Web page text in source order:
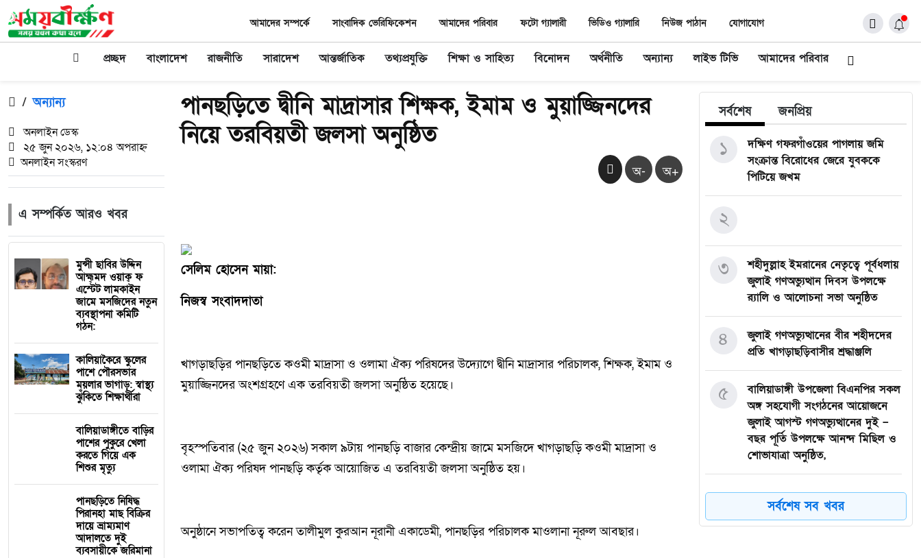
আমাদের সম্পর্কে সাংবাদিক ভেরিফিকেশন আমাদের পরিবার ফটো গ্যালারী ভিডিও গ্যালারি নিউজ পাঠান যোগাযোগ
প্রচ্ছদ বাংলাদেশ রাজনীতি সারাদেশ আন্তর্জাতিক তথ্যপ্রযুক্তি শিক্ষা ও সাহিত্য বিনোদন অর্থনীতি অন্যান্য লাইভ টিভি আমাদের পরিবার
/ অন্যান্য
অনলাইন ডেস্ক
২৫ জুন ২০২৬, ১২:০৪ অপরাহ্ন
অনলাইন সংস্করণ
এ সম্পর্কিত আরও খবর
মুন্সী ছাবির উদ্দিন
আহ্ম্মদ ওয়াক্ ফ
এস্টেট লামকাইন
জামে মসজিদের নতুন
ব্যবস্থাপনা কমিটি
গঠন:
কালিয়াকৈরে স্কুলের
পাশে পৌরসভার
ময়লার ভাগাড়: স্বাস্থ্য
ঝুঁকিতে শিক্ষার্থীরা
বালিয়াডাঙ্গীতে বাড়ির
পাশের পুকুরে খেলা
করতে গিয়ে এক
শিশুর মৃত্যু
পানছড়িতে নিষিদ্ধ
পিরানহা মাছ বিক্রির
দায়ে ভ্রাম্যমাণ
আদালতে দুই
ব্যবসায়ীকে জরিমানা ‎
‎পানছড়িতে দ্বীনি মাদ্রাসার শিক্ষক, ইমাম ও মুয়াজ্জিনদের
নিয়ে তরবিয়তী জলসা অনুষ্ঠিত ‎
অ- অ+
সেলিম হোসেন মায়া:
নিজস্ব সংবাদদাতা
‎খাগড়াছড়ির পানছড়িতে কওমী মাদ্রাসা ও ওলামা ঐক্য পরিষদের উদ্যোগে দ্বীনি মাদ্রাসার পরিচালক, শিক্ষক, ইমাম ও
মুয়াজ্জিনদের অংশগ্রহণে এক তরবিয়তী জলসা অনুষ্ঠিত হয়েছে।
‎বৃহস্পতিবার (২৫ জুন ২০২৬) সকাল ৯টায় পানছড়ি বাজার কেন্দ্রীয় জামে মসজিদে খাগড়াছড়ি কওমী মাদ্রাসা ও
ওলামা ঐক্য পরিষদ পানছড়ি কর্তৃক আয়োজিত এ তরবিয়তী জলসা অনুষ্ঠিত হয়।
‎অনুষ্ঠানে সভাপতিত্ব করেন তালীমুল কুরআন নূরানী একাডেমী, পানছড়ির পরিচালক মাওলানা নূরুল আবছার।
সর্বশেষ জনপ্রিয়
দক্ষিণ গফরগাঁওয়ের পাগলায় জমি
সংক্রান্ত বিরোধের জেরে যুবককে
পিটিয়ে জখম
১
২
শহীদুল্লাহ ইমরানের নেতৃত্বে পূর্বধলায়
জুলাই গণঅভ্যুত্থান দিবস উপলক্ষে
র‍্যালি ও আলোচনা সভা অনুষ্ঠিত
৩
জুলাই গণঅভ্যুত্থানের বীর শহীদদের
প্রতি খাগড়াছড়িবাসীর শ্রদ্ধাঞ্জলি
৪
বালিয়াডাঙ্গী উপজেলা বিএনপির সকল
অঙ্গ সহযোগী সংগঠনের আয়োজনে
জুলাই আগস্ট গণঅভ্যুত্থানের দুই –
বছর পূর্তি উপলক্ষে আনন্দ মিছিল ও
শোভাযাত্রা অনুষ্ঠিত,
৫
গফরগাঁওয়ে বেগম রাবেয়া
মেমোরিয়াল বহুমুখী উচ্চ বিদ্যালয়কে
জাতীয়করণের দাবি
৬ সর্বশেষ সব খবর